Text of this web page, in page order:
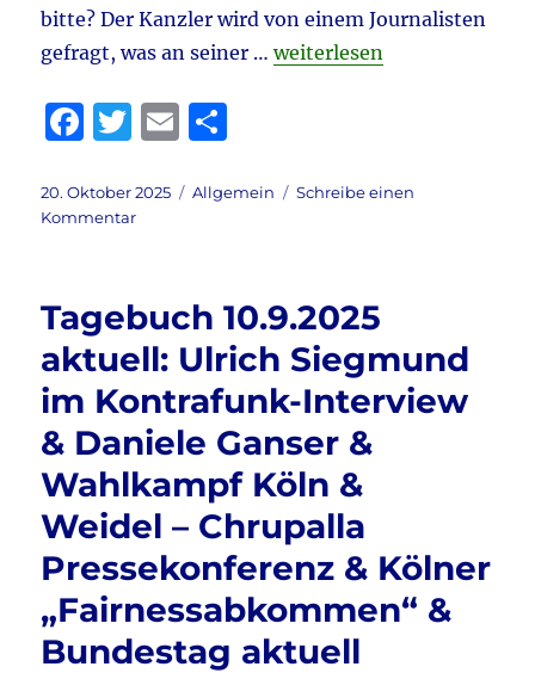
bitte? Der Kanzler wird von einem Journalisten
gefragt, was an seiner …„Tagebuch 20.10.2025
weiterlesen
F
c
e
o
o
k
T
it
te
E
ai le
Veröffentlicht
am
20. Oktober 2025 Kategorien
Allgemein
Schreibe einen
Kommentarzu
Merz
–
PK
zur
Brandmauer
&
NS-
Himmler
hätte
sich
gefreut
Kinderwunschmesse
in
Köln
Tagebuch 10.9.2025
aktuell: Ulrich Siegmund
im Kontrafunk-Interview
& Daniele Ganser &
Wahlkampf Köln &
Weidel – Chrupalla
Pressekonferenz & Kölner
„Fairnessabkommen“ &
Bundestag aktuell